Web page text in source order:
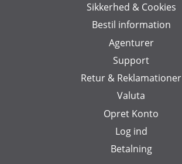
Sikkerhed & Cookies
Bestil information
Agenturer
Support
Retur & Reklamationer
Valuta
Opret Konto
Log ind
Betalning